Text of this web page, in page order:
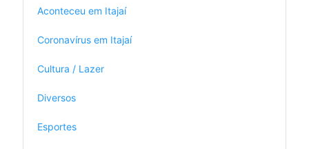
Aconteceu em Itajaí
Coronavírus em Itajaí
Cultura / Lazer
Diversos
Esportes